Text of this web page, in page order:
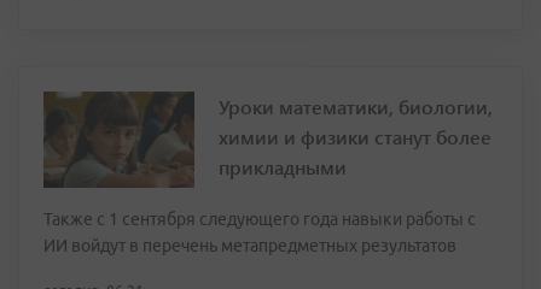
Уроки математики, биологии,
химии и физики станут более
прикладными
Также с 1 сентября следующего года навыки работы с
ИИ войдут в перечень метапредметных результатов